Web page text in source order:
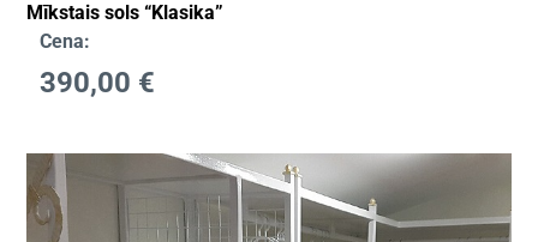
Mīkstais sols “Klasika”
Cena:
390,00 €